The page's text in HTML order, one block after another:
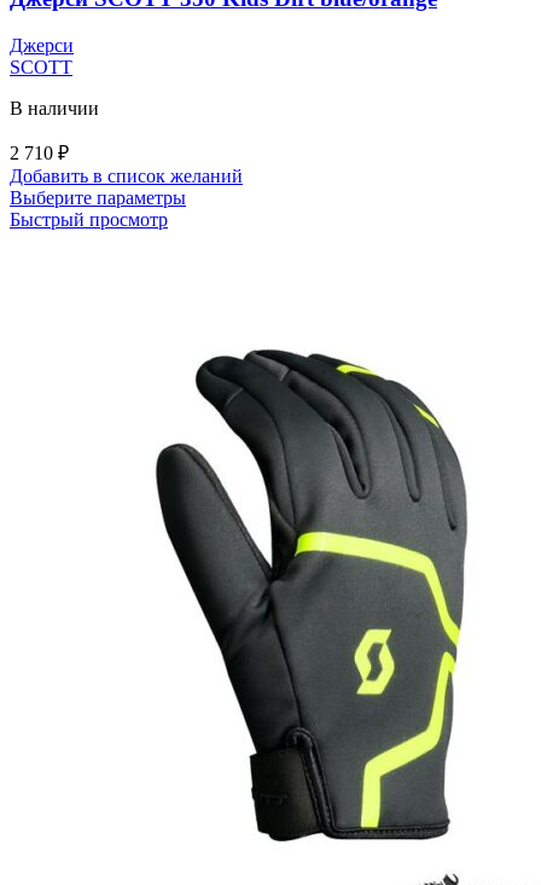
выбрать
Джерси
SCOTT
В наличии
2 710 ₽
Добавить в список желаний
Выберите параметрыЭтот
выбрать
на
странице
товара.
Быстрый просмотр